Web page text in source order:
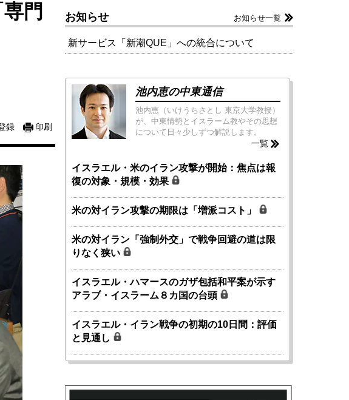
門
録 印刷
お知らせ お知らせ一覧
新サービス「新潮QUE」への統合について
池内恵の中東通信
池内恵（いけうちさとし 東京大学教授）
が、中東情勢とイスラーム教やその思想
について日々少しずつ解説します。
一覧
イスラエル・米のイラン攻撃が開始：焦点は報
復の対象・規模・効果
米の対イラン攻撃の期限は「増派コスト」
米の対イラン「強制外交」で戦争回避の道は限
りなく狭い
イスラエル・ハマースのガザ包括和平案が示す
アラブ・イスラーム８カ国の台頭
イスラエル・イラン戦争の初期の10日間：評価
と見通し